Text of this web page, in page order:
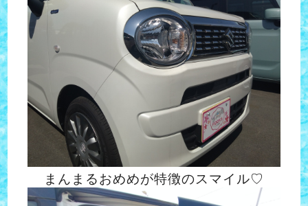
まんまるおめめが特徴のスマイル♡